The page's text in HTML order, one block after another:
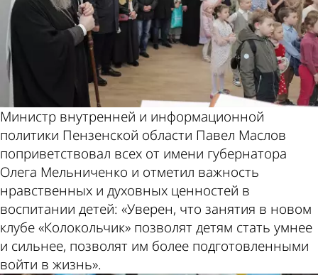
Министр внутренней и информационной
политики Пензенской области Павел Маслов
поприветствовал всех от имени губернатора
Олега Мельниченко и отметил важность
нравственных и духовных ценностей в
воспитании детей: «Уверен, что занятия в новом
клубе «Колокольчик» позволят детям стать умнее
и сильнее, позволят им более подготовленными
войти в жизнь».